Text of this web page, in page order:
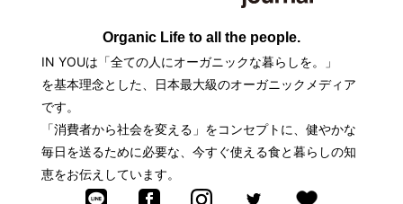
Organic Life to all the people.
IN YOUは「全ての人にオーガニックな暮らしを。」
を基本理念とした、日本最大級のオーガニックメディア
です。
「消費者から社会を変える」をコンセプトに、健やかな
毎日を送るために必要な、今すぐ使える食と暮らしの知
恵をお伝えしています。